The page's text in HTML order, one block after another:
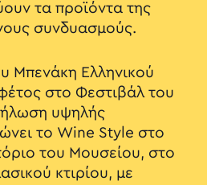
τα προϊόντα της
συνδυασμούς.
Μπενάκη Ελληνικού
στο Φεστιβάλ του
υψηλής
το Wine Style στο
του Μουσείου, στο
κτιρίου, με